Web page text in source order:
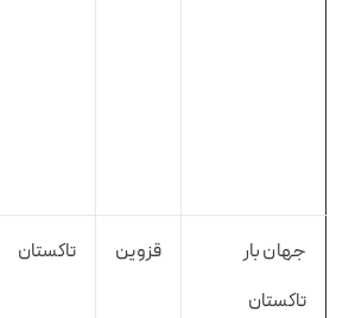
جهان بار
تاکستان
قزوین تاکستان